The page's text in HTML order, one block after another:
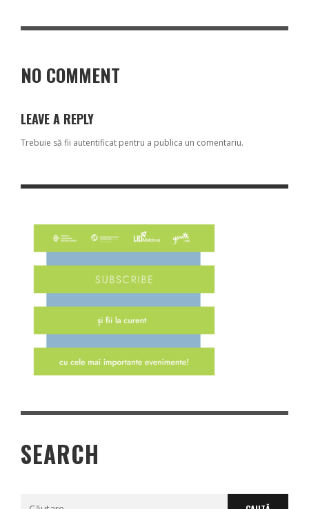
NO COMMENT
LEAVE A REPLY
Trebuie să fii autentificat pentru a publica un comentariu.
SEARCH